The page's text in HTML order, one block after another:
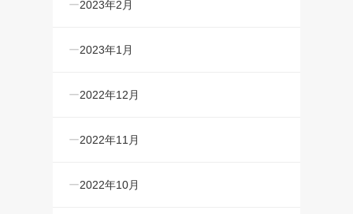
2023年2月
2023年1月
2022年12月
2022年11月
2022年10月